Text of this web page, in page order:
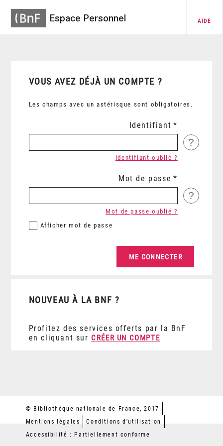
Espace Personnel AIDE
VOUS AVEZ DÉJÀ UN COMPTE ?
Les champs avec un astérisque sont obligatoires.
Identifiant
?
Identifiant oublié ?
Mot de passe
?
Afficher mot de passe
Mot de passe oublié ?
NOUVEAU À LA BNF ?
Profitez des services offerts par la BnF
en cliquant sur CRÉER UN COMPTE
© Bibliothèque nationale de France, 2017
Mentions légales
Conditions d'utilisation
Accessibilité : Partiellement conforme